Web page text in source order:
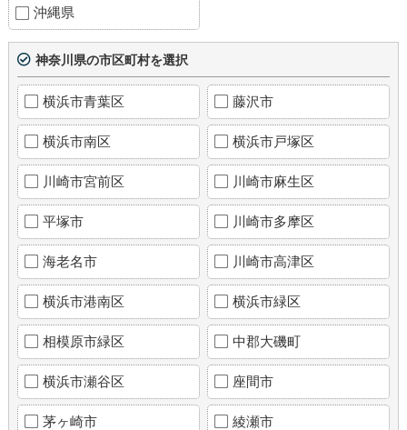
沖縄県
神奈川県の市区町村を選択
横浜市青葉区 藤沢市
横浜市南区 横浜市戸塚区
川崎市宮前区 川崎市麻生区
平塚市 川崎市多摩区
海老名市 川崎市高津区
横浜市港南区 横浜市緑区
相模原市緑区 中郡大磯町
横浜市瀬谷区 座間市
茅ヶ崎市 綾瀬市